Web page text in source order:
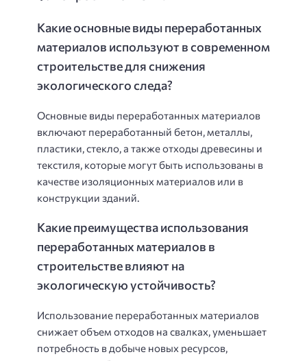
Какие основные виды переработанных
материалов используют в современном
строительстве для снижения
экологического следа?
Основные виды переработанных материалов
включают переработанный бетон, металлы,
пластики, стекло, а также отходы древесины и
текстиля, которые могут быть использованы в
качестве изоляционных материалов или в
конструкции зданий.
Какие преимущества использования
переработанных материалов в
строительстве влияют на
экологическую устойчивость?
Использование переработанных материалов
снижает объем отходов на свалках, уменьшает
потребность в добыче новых ресурсов,